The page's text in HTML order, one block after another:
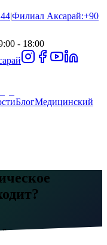
|Филиал Аксарай:+90
- 18:00
БлогМедицинский